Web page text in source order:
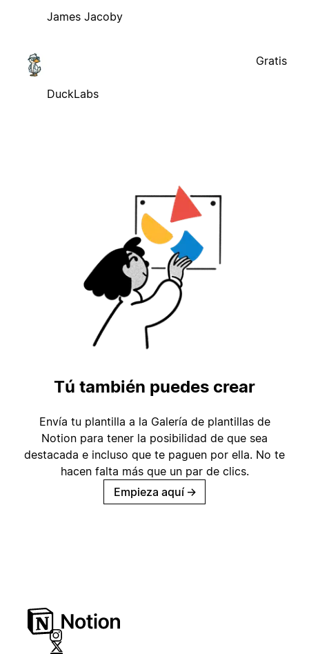
James Jacoby
DuckLabs
Gratis
Tú también puedes crear
Envía tu plantilla a la Galería de plantillas de
Notion para tener la posibilidad de que sea
destacada e incluso que te paguen por ella. No te
hacen falta más que un par de clics.
Empieza aquí →